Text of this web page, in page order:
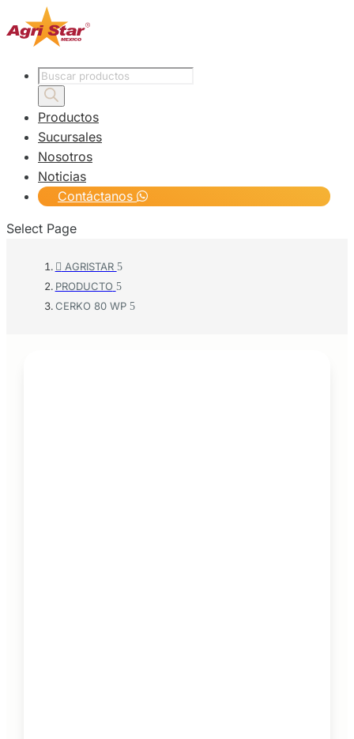
Products
search
Productos
Sucursales
Nosotros
Noticias
Contáctanos
Select Page
 AGRISTAR
PRODUCTO
CERKO 80 WP